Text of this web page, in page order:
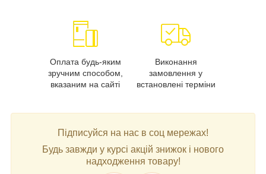
Оплата будь-яким
зручним способом,
вказаним на сайті
Виконання
замовлення у
встановлені терміни
Підписуйся на нас в соц мережах!
Будь завжди у курсі акцій знижок і нового
надходження товару!